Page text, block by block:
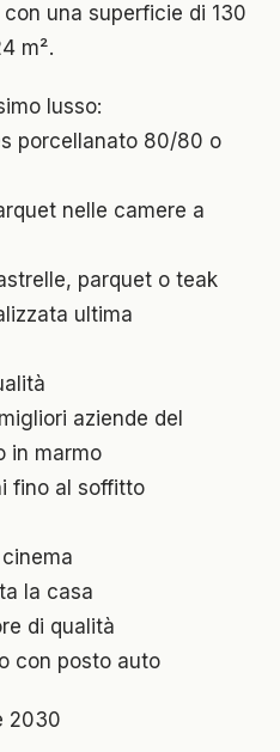
una superficie di 130
m².
lusso:
porcellanato 80/80 o
nelle camere a
parquet o teak
ultima
aziende del
in marmo
fino al soffitto
la casa
di qualità
con posto auto
2030